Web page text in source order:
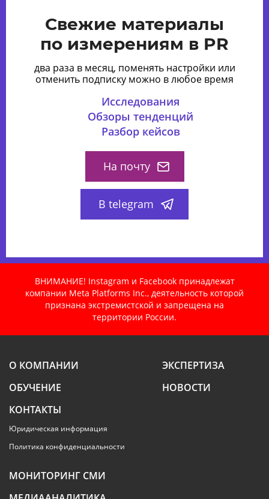
Свежие материалы
по измерениям в PR
два раза в месяц, поменять настройки или
отменить подписку можно в любое время
Исследования
Обзоры тенденций
Разбор кейсов
На почту
В telegram
ВНИМАНИЕ! Instagram и Facebook принадлежат
компании Meta Platforms Inc., деятельность которой
признана экстремистской и запрещена на
территории России.
О КОМПАНИИ
ЭКСПЕРТИЗА
ОБУЧЕНИЕ
НОВОСТИ
КОНТАКТЫ
Юридическая информация
Политика конфиденциальности
МОНИТОРИНГ СМИ